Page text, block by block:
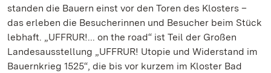
standen die Bauern einst vor den Toren des Klosters –
das erleben die Besucherinnen und Besucher beim Stück
lebhaft. „UFFRUR!... on the road“ ist Teil der Großen
Landesausstellung „UFFRUR! Utopie und Widerstand im
Bauernkrieg 1525“, die bis vor kurzem im Kloster Bad